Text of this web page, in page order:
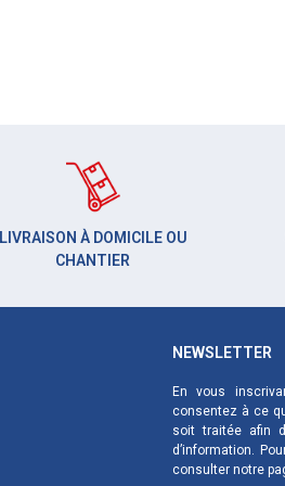
LIVRAISON À DOMICILE OU
CHANTIER
NEWSLETTER
En vous
consentez à ce
soit traitée afin
d’information.
consulter notre